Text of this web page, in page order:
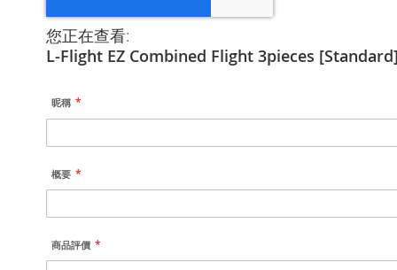
您正在查看:
L-Flight EZ Combined Flight 3pieces
昵稱
概要
商品評價